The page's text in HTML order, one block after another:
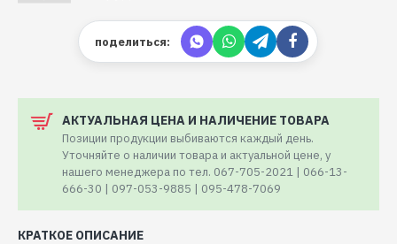
поделиться:
АКТУАЛЬНАЯ ЦЕНА И НАЛИЧЕНИЕ ТОВАРА
Позиции продукции выбиваются каждый день.
Уточняйте о наличии товара и актуальной цене, у
нашего менеджера по тел. 067-705-2021 | 066-13-
666-30 | 097-053-9885 | 095-478-7069
КРАТКОЕ ОПИСАНИЕ